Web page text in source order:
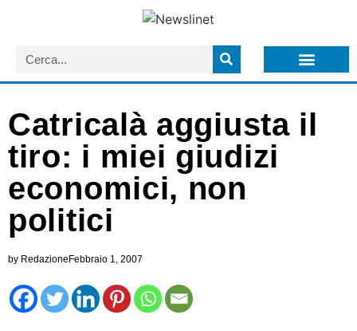
Catricalà aggiusta il
tiro: i miei giudizi
economici, non
politici
by RedazioneFebbraio 1, 2007